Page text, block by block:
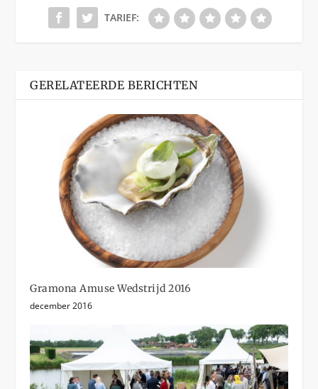
TARIEF:
GERELATEERDE BERICHTEN
Gramona Amuse Wedstrijd 2016
december 2016